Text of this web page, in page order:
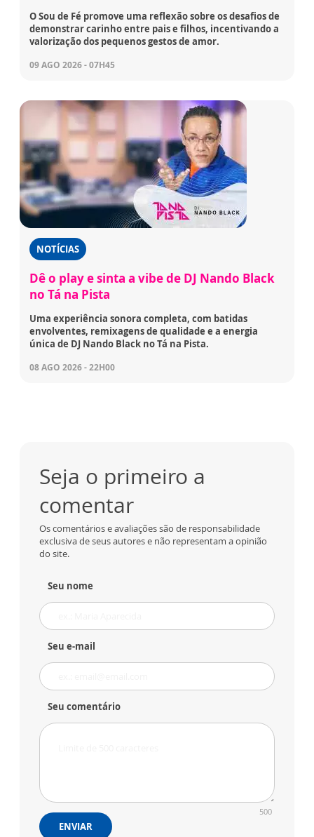
O Sou de Fé promove uma reflexão sobre os desafios de
demonstrar carinho entre pais e filhos, incentivando a
valorização dos pequenos gestos de amor.
09 AGO 2026 - 07H45
NOTÍCIAS
Dê o play e sinta a vibe de DJ Nando Black
no Tá na Pista
Uma experiência sonora completa, com batidas
envolventes, remixagens de qualidade e a energia
única de DJ Nando Black no Tá na Pista.
08 AGO 2026 - 22H00
Seja o primeiro a
comentar
Os comentários e avaliações são de responsabilidade
exclusiva de seus autores e não representam a opinião
do site.
Seu nome
Seu e-mail
Seu comentário
500
ENVIAR